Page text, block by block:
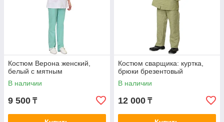
Костюм Верона женский,
белый с мятным
В наличии
9 500 ₸
Костюм сварщика: куртка,
брюки брезентовый
В наличии
12 000 ₸